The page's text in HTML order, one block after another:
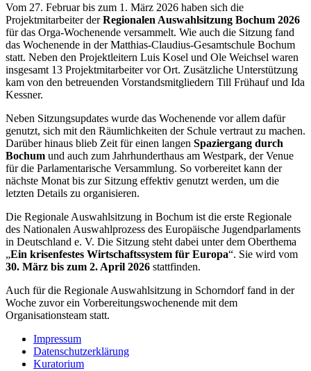
Vom 27. Februar bis zum 1. März 2026 haben sich die
Projektmitarbeiter derRegionalen Auswahlsitzung Bochum 2026
für das Orga-Wochenende versammelt. Wie auch die Sitzung fand
das Wochenende in der Matthias-Claudius-Gesamtschule Bochum
statt. Neben den Projektleitern Luis Kosel und Ole Weichsel waren
insgesamt 13 Projektmitarbeiter vor Ort. Zusätzliche Unterstützung
kam von den betreuenden Vorstandsmitgliedern Till Frühauf und Ida
Kessner.
Neben Sitzungsupdates wurde das Wochenende vor allem dafür
genutzt, sich mit den Räumlichkeiten der Schule vertraut zu machen.
Darüber hinaus blieb Zeit für einen langen Spaziergang durch
Bochum und auch zum Jahrhunderthaus am Westpark, der Venue
für die Parlamentarische Versammlung. So vorbereitet kann der
nächste Monat bis zur Sitzung effektiv genutzt werden, um die
letzten Details zu organisieren.
Die Regionale Auswahlsitzung in Bochum ist die erste Regionale
des Nationalen Auswahlprozess des Europäische Jugendparlaments
in Deutschland e. V. Die Sitzung steht dabei unter dem Oberthema
„Ein krisenfestes Wirtschaftssystem für Europa“. Sie wird vom
30. März bis zum 2. April 2026 stattfinden.
Auch für die Regionale Auswahlsitzung in Schorndorf fand in der
Woche zuvor ein Vorbereitungswochenende mit dem
Organisationsteam statt.
Impressum
Datenschutzerklärung
Kuratorium